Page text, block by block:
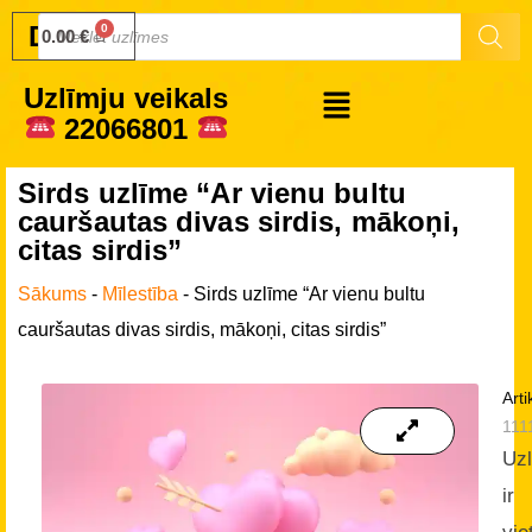
Druku.lv
0.00€
Uzlīmju veikals
22066801
Sirds uzlīme “Ar vienu bultu
cauršautas divas sirdis, mākoņi,
citas sirdis”
Sākums - Mīlestība - Sirds uzlīme “Ar vienu bultu
cauršautas divas sirdis, mākoņi, citas sirdis”
ir